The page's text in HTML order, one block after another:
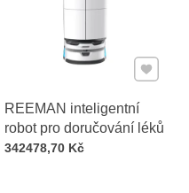
REEMAN inteligentní
robot pro doručování léků
Cena s DPH
342478,70 Kč
Přidat k